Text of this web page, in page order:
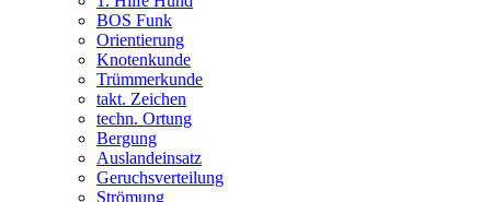
BOS Funk
Orientierung
Knotenkunde
Trümmerkunde
takt. Zeichen
techn. Ortung
Bergung
Auslandeinsatz
Geruchsverteilung
Strömung